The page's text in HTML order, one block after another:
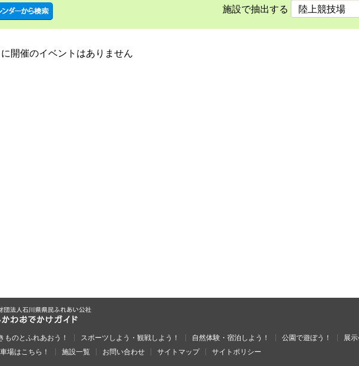
施設で抽出する
開催のイベントはありません
ものとふれあおう！ スポーツしよう・観戦しよう！ 自然体験・宿泊しよう！ 公園で遊ぼう！
展
場はこちら！
施設一覧 お問い合わせ サイトマップ サイトポリシー